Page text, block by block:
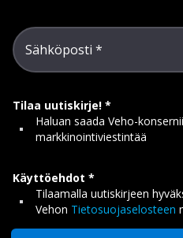
Sähköposti
Tilaa uutiskirje!
Haluan saada Veho-
markkinointiviestintää
Käyttöehdot
Tilaamalla uutiskirjeen
Vehon Tietosuojaselosteen